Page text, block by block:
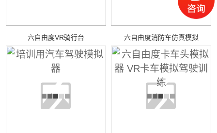
六自由度VR骑行台 六自由度消防车仿真模拟